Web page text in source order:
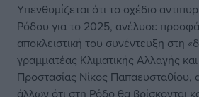
Υπενθυμίζεται ότι το σχέδιο
Ρόδου για το 2025, ανέλυσε
αποκλειστική του συνέντευξη στη
γραμματέας Κλιματικής Αλλαγής και
Προστασίας Νίκος Παπαευσταθίου,
άλλων ότι στη Ρόδο θα βρίσκονται